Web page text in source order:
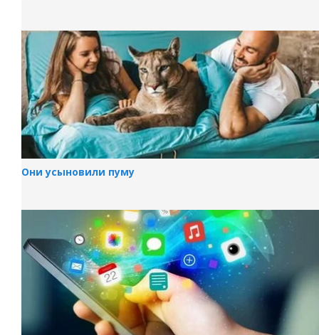
Они усыновили пуму